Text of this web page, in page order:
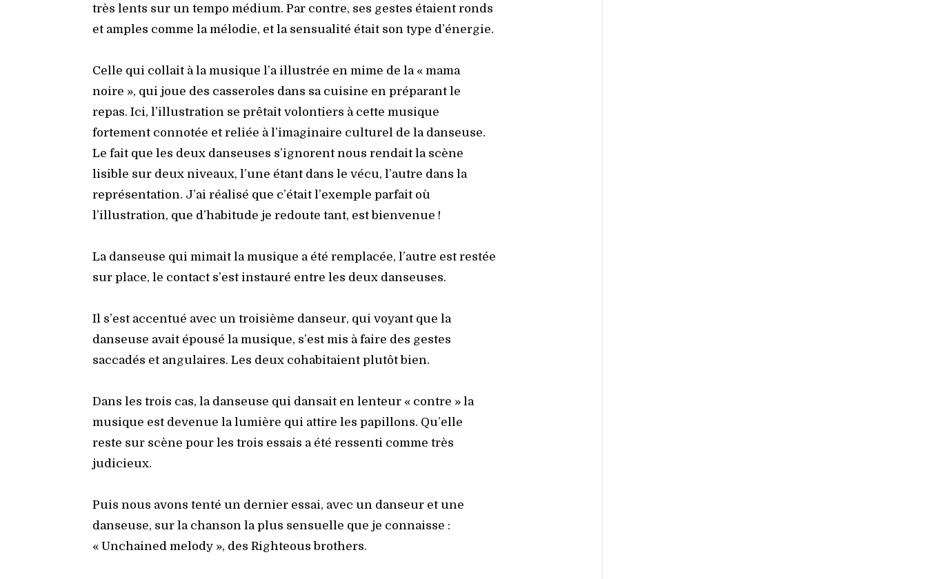
très lents sur un tem­po médium. Par contre, ses gestes étaient ronds
et amples comme la mélo­die, et la sen­sua­li­té était son type d’énergie.
Celle qui col­lait à la musique l’a illus­trée en mime de la « mama
noire », qui joue des cas­se­roles dans sa cui­sine en pré­pa­rant le
repas. Ici, l’illustration se prê­tait volon­tiers à cette musique
for­te­ment conno­tée et reliée à l’imaginaire cultu­rel de la dan­seuse.
Le fait que les deux dan­seuses s’ignorent nous ren­dait la scène
lisible sur deux niveaux, l’une étant dans le vécu, l’autre dans la
repré­sen­ta­tion. J’ai réa­li­sé que c’était l’exemple par­fait où
l’illustration, que d’habitude je redoute tant, est bien­ve­nue !
La dan­seuse qui mimait la musique a été rem­pla­cée, l’autre est res­tée
sur place, le contact s’est ins­tau­ré entre les deux dan­seuses.
Il s’est accen­tué avec un troi­sième dan­seur, qui voyant que la
dan­seuse avait épou­sé la musique, s’est mis à faire des gestes
sac­ca­dés et angu­laires. Les deux coha­bi­taient plu­tôt bien.
Dans les trois cas, la dan­seuse qui dan­sait en len­teur « contre » la
musique est deve­nue la lumière qui attire les papillons. Qu’elle
reste sur scène pour les trois essais a été res­sen­ti comme très
judi­cieux.
Puis nous avons ten­té un der­nier essai, avec un dan­seur et une
dan­seuse, sur la chan­son la plus sen­suelle que je connaisse :
« Unchai­ned melo­dy », des Righ­teous bro­thers.